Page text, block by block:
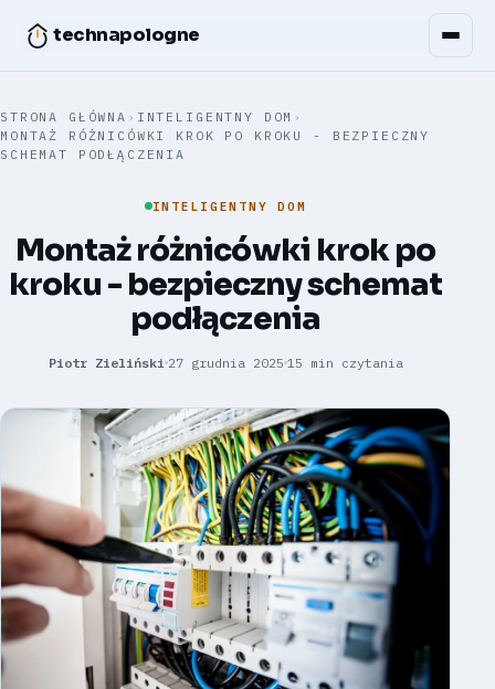
technapologne
STRONA GŁÓWNA › INTELIGENTNY DOM ›
MONTAŻ RÓŻNICÓWKI KROK PO KROKU - BEZPIECZNY
SCHEMAT PODŁĄCZENIA
INTELIGENTNY DOM
Montaż różnicówki krok po
kroku - bezpieczny schemat
podłączenia
Piotr Zieliński 27 grudnia 2025 15 min czytania